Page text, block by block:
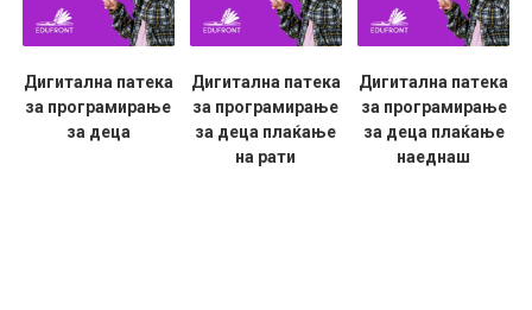
Дигитална патека
за програмирање
за деца
Дигитална патека
за програмирање
за деца плаќање
на рати
Дигитална патека
за програмирање
за деца плаќање
наеднаш